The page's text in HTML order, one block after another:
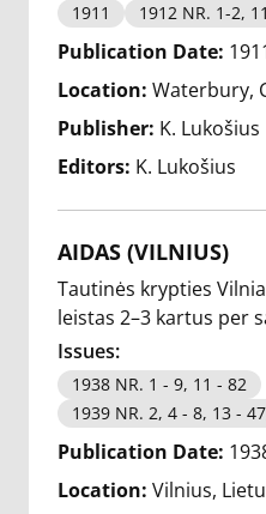
1911 1912 NR. 1-2,
Publication Date:
Location: Waterbury,
Publisher: K. Lukošius
Editors: K. Lukošius
AIDAS (VILNIUS)
Tautinės krypties
leistas 2–3 kartus per
Issues:
1938 NR. 1 - 9, 11 - 82
1939 NR. 2, 4 - 8, 13 -
Publication Date:
Location: Vilnius,